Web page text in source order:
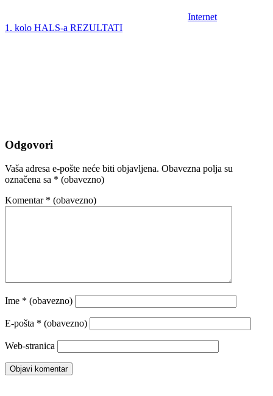
Internet
1. kolo HALS-a REZULTATI
Odgovori
Vaša adresa e-pošte neće biti objavljena. Obavezna polja su
označena sa * (obavezno)
Komentar * (obavezno)
Ime * (obavezno)
E-pošta * (obavezno)
Web-stranica